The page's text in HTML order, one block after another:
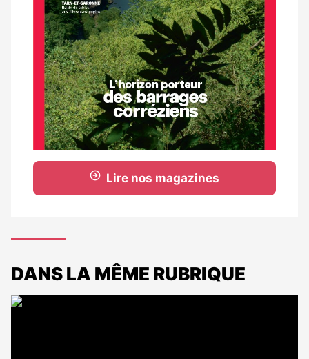
Lire nos magazines
DANS LA MÊME RUBRIQUE